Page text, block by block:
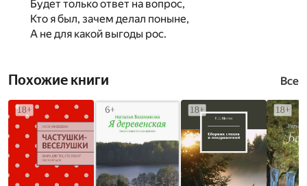
Будет только ответ на вопрос,
Кто я был, зачем делал поныне,
А не для какой выгоды рос.
Похожие книги Все